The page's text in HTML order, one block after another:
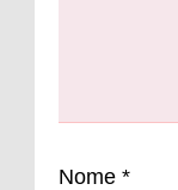
Nome *